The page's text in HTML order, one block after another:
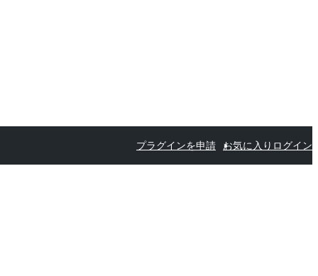
プラグインを申請 お気に入り ログイン